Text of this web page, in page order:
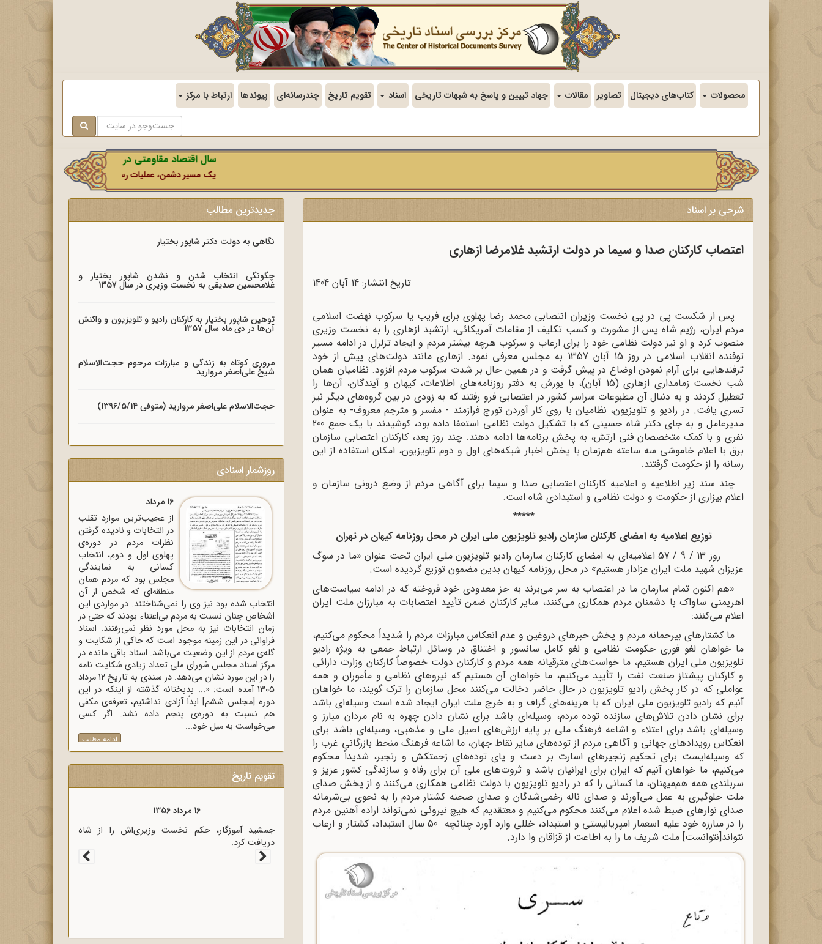
محصولات کتاب‌های دیجیتال تصاویر مقالات جهاد تبیین و پاسخ به شبهات تاریخی اسناد تقویم تاریخ چندرسانه‌ای پیوندها ارتباط با مرکز
سال اقتصاد مقاومتی در سایه وحدت ملی و امنیت ملی.
یک مسیر دشمن، عملیات رسانه‌ای او است که در این ایام بطور
شرحی بر اسناد
اعتصاب کارکنان صدا و سیما در دولت ارتشبد غلامرضا ازهاری
تاریخ انتشار: 14 آبان 1404
پس از شکست پی در پی نخست وزیران انتصابی محمد رضا پهلوی برای فریب یا سرکوب نهضت اسلامی
مردم ایران، رژیم شاه پس از مشورت و کسب تکلیف از مقامات آمریکائی، ارتشبد ازهاری را به نخست وزیری
منصوب کرد و او نیز دولت نظامی خود را برای ارعاب و سرکوب هرچه بیشتر مردم و ایجاد تزلزل در ادامه مسیر
توفنده انقلاب اسلامی در روز 15 آبان 1357 به مجلس معرفی نمود. ازهاری مانند دولت‌های پیش از خود
ترفندهایی برای آرام نمودن اوضاع در پیش گرفت و در همین حال بر شدت سرکوب مردم افزود. نظامیان همان
شب نخست زمامداری ازهاری (15 آبان)، با یورش به دفتر روزنامه‌های اطلاعات، کیهان و آیندگان، آن‌ها را
تعطیل کردند و به دنبال آن مطبوعات سراسر کشور در اعتصابی فرو رفتند که به زودی در بین گروه‌های دیگر نیز
تسری یافت. در رادیو و تلویزیون، نظامیان با روی کار آوردن تورج فرازمند - مفسر و مترجم معروف- به عنوان
مدیرعامل و به جای دکتر شاه حسینی که با تشکیل دولت نظامی استعفا داده بود، کوشیدند با یک جمع 200
نفری و با کمک متخصصان فنی ارتش، به پخش برنامه‌ها ادامه دهند. چند روز بعد، کارکنان اعتصابی سازمان
برق با اعلام خاموشی سه ساعته هم‌زمان با پخش اخبار شبکه‌های اول و دوم تلویزیون، امکان استفاده از این
رسانه را از حکومت گرفتند.
چند سند زیر اطلاعیه و اعلامیه کارکنان اعتصابی صدا و سیما برای آگاهی مردم از وضع درونی سازمان و
اعلام بیزاری از حکومت و دولت نظامی و استبدادی شاه است.
*****
توزیع اعلامیه به امضای کارکنان سازمان رادیو تلویزیون ملی ایران در محل روزنامه کیهان در تهران
روز 13 / 9 / 57 اعلامیه‌ای به امضای کارکنان سازمان رادیو تلویزیون ملی ایران تحت عنوان «ما در سوگ
عزیزان شهید ملت ایران عزادار هستیم» در محل روزنامه کیهان بدین مضمون توزیع گردیده است.
«هم اکنون تمام سازمان ما در اعتصاب به سر می‌برند به جز معدودی خود فروخته که در ادامه سیاست‌های
اهریمنی ساواک با دشمنان مردم همکاری می‌کنند، سایر کارکنان ضمن تأیید اعتصابات به مبارزان ملت ایران
اعلام می‌کنند:
ما کشتارهای بیرحمانه مردم و پخش خبرهای دروغین و عدم انعکاس مبارزات مردم را شدیداً محکوم می‌کنیم،
ما خواهان لغو فوری حکومت نظامی و لغو کامل سانسور و اختناق در وسائل ارتباط جمعی به ویژه رادیو
تلویزیون ملی ایران هستیم، ما خواست‌های مترقیانه همه مردم و کارکنان دولت خصوصاً کارکنان وزارت دارائی
و کارکنان پیشتاز صنعت نفت را تأیید می‌کنیم، ما خواهان آن هستیم که نیروهای نظامی و مأموران و همه
عواملی که در کار پخش رادیو تلویزیون در حال حاضر دخالت می‌کنند محل سازمان را ترک گویند، ما خواهان
آنیم که رادیو تلویزیون ملی ایران که با هزینه‌های گزاف و به خرج ملت ایران ایجاد شده است وسیله‌ای باشد
برای نشان دادن تلاش‌های سازنده توده مردم، وسیله‌ای باشد برای نشان دادن چهره به نام مردان مبارز و
وسیله‌ای باشد برای اعتلاء و اشاعه فرهنگ ملی بر پایه ارزش‌های اصیل ملی و مذهبی، وسیله‌ای باشد برای
انعکاس رویدادهای جهانی و آگاهی مردم از توده‌های سایر نقاط جهان، ما اشاعه فرهنگ منحط بازرگانی غرب را
که وسیله‌ایست برای تحکیم زنجیرهای اسارت بر دست و پای توده‌های زحمتکش و رنجبر، شدیداً محکوم
می‌کنیم، ما خواهان آنیم که ایران برای ایرانیان باشد و ثروت‌های ملی آن برای رفاه و سازندگی کشور عزیز و
سربلندی همه هم‌میهنان، ما کسانی را که در رادیو تلویزیون با دولت نظامی همکاری می‌کنند و از پخش صدای
ملت جلوگیری به عمل می‌آورند و صدای ناله زخمی‌شدگان و صدای صحنه کشتار مردم را به نحوی بی‌شرمانه
صدای نوارهای ضبط شده اعلام می‌کنند محکوم می‌کنیم و معتقدیم که هیچ نیروئی نمی‌تواند اراده آهنین مردم
را در مبارزه خود علیه اسعمار امپریالیستی و استبداد، خللی وارد آورد چنانچه 50 سال استبداد، کشتار و ارعاب
نتواند[نتوانست] ملت شریف ما را به اطاعت از قزاقان وا دارد.
جدیدترین مطالب
نگاهی به دولت دکتر شاپور بختیار
چگونگی انتخاب شدن و نشدن شاپور بختیار و
غلامحسین صدیقی به نخست وزیری در سال 1357
توهین شاپور بختیار به کارکنان رادیو و تلویزیون و واکنش
آن‌ها در دی ماه سال 1357
مروری کوتاه به زندگی و مبارزات مرحوم حجت‌الاسلام
شیخ علی‌اصغر مروارید
حجت‌الاسلام علی‌اصغر مروارید (متوفی 1396/5/14)
روزشمار اسنادی
16 مرداد
از عجیب‌ترین موارد تقلب
در انتخابات و نادیده گرفتن
نظرات مردم در دوره‌ی
پهلوی اول و دوم، انتخاب
کسانی به نمایندگی
مجلس بود که مردم همان
منطقه‌ای که شخص از آن
انتخاب شده بود نیز وی را نمی‌شناختند. در مواردی این
اشخاص چنان نسبت به مردم بی‌اعتناء بودند که حتی در
زمان انتخابات نیز به محل مورد نظر نمی‌رفتند. اسناد
فراوانی در این زمینه موجود است که حاکی از شکایت و
گله‌ی مردم از این وضعیت می‌باشد. اسناد باقی مانده در
مرکز اسناد مجلس شورای ملی تعداد زیادی شکایت نامه
را در این مورد نشان می‌دهد. در سندی به تاریخ 12 مرداد
1305 آمده است: «... بدبختانه گذشته از اینکه در این
دوره [مجلس ششم] ابداً آزادی نداشتیم، تعرفه‌ی مکفی
هم نسبت به دوره‌ی پنجم داده نشد. اگر کسی
می‌خواست به میل خود...
ادامه مطلب
تقویم تاریخ
16 مرداد 1357
آغاز سخنرانی‌های انتقادی و روشنگر وعاظ در لبیک به
پیام امام به وعاظ و روحانیون برای روشنگری و
آگاه‌سازی در منبرهای ماه رمضان.